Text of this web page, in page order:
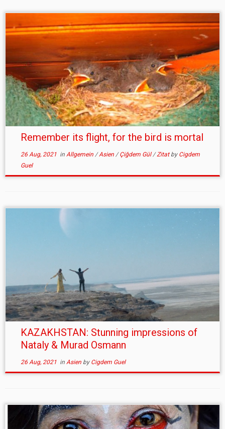
Remember its flight, for the bird is mortal
26 Aug, 2021in Allgemein /Asien /Çiğdem Gül/Zitat by Cigdem
Guel
KAZAKHSTAN: Stunning impressions of
Nataly & Murad Osmann
26 Aug, 2021in Asien by Cigdem Guel